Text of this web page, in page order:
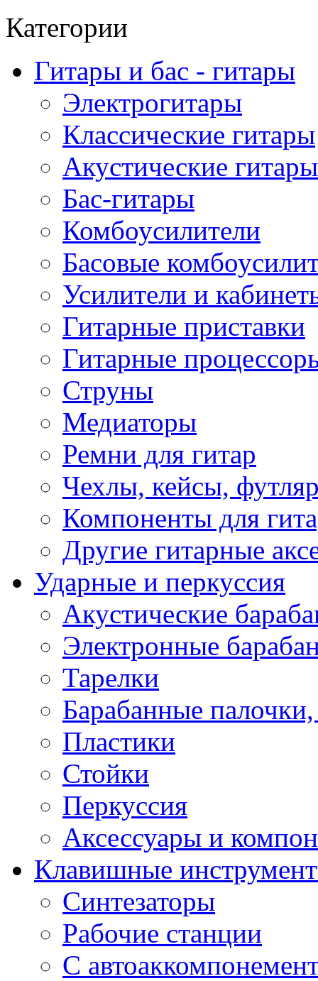
Категории
Гитары и бас - гитары
Электрогитары
Классические гитары
Акустические гитары
Бас-гитары
Комбоусилители
Басовые
Усилители и
Гитарные приставки
Гитарные
Струны
Медиаторы
Ремни для гитар
Чехлы, кейсы,
Компоненты для
Другие гитарные
Ударные и перкуссия
Акустические
Электронные
Тарелки
Барабанные
Пластики
Стойки
Перкуссия
Аксессуары и
Клавишные
Синтезаторы
Рабочие станции
С